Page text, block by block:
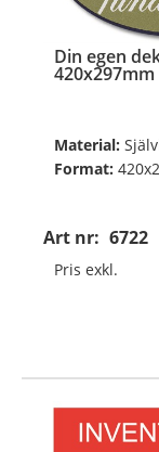
Din egen
420x297mm
Art nr: 6722
Material:
Format:
Digitalt
Valfritt antal,
Pris exkl.